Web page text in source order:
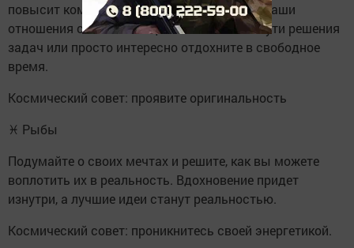
повысит командных дух, а также улучшит ваши
отношения с ними. Поищите совместные пути решения
задач или просто интересно отдохните в свободное
время.
Космический совет: проявите оригинальность
♓ Рыбы
Подумайте о своих мечтах и решите, как вы можете
воплотить их в реальность. Вдохновение придет
изнутри, а лучшие идеи станут реальностью.
Космический совет: проникнитесь своей энергетикой.